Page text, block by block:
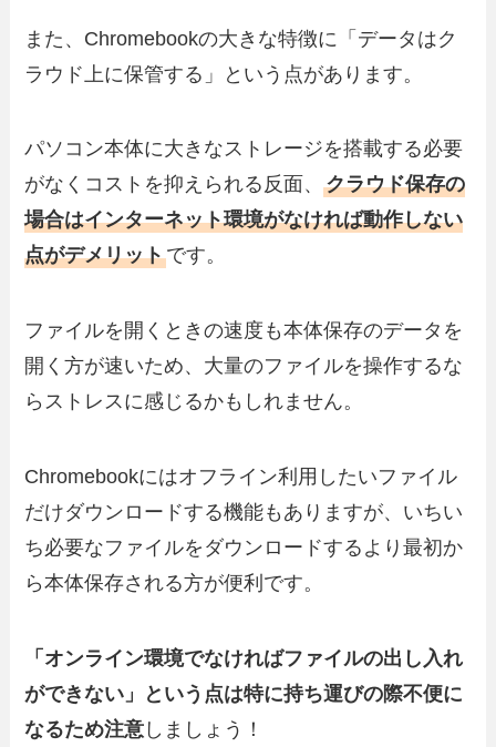
また、Chromebookの大きな特徴に「データはク
ラウド上に保管する」という点があります。
パソコン本体に大きなストレージを搭載する必要
がなくコストを抑えられる反面、クラウド保存の
場合はインターネット環境がなければ動作しない
点がデメリットです。
ファイルを開くときの速度も本体保存のデータを
開く方が速いため、大量のファイルを操作するな
らストレスに感じるかもしれません。
Chromebookにはオフライン利用したいファイル
だけダウンロードする機能もありますが、いちい
ち必要なファイルをダウンロードするより最初か
ら本体保存される方が便利です。
「オンライン環境でなければファイルの出し入れ
ができない」という点は特に持ち運びの際不便に
なるため注意 しましょう！